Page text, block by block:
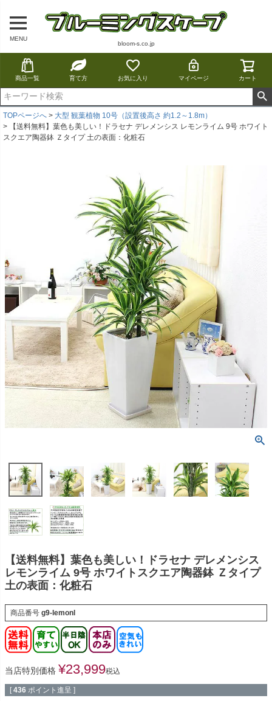
MENU
bloom-s.co.jp
商品一覧 育て方 お気に入り マイページ カート
TOPページへ
大型 観葉植物 10号（設置後高さ 約1.2～1.8m）
【送料無料】葉色も美しい！ドラセナ デレメンシス レモンライム 9号 ホワイト
スクエア陶器鉢 Ｚタイプ 土の表面：化粧石
【送料無料】葉色も美しい！ドラセナ デレメンシス
レモンライム 9号 ホワイトスクエア陶器鉢 Ｚタイプ
土の表面：化粧石
商品番号 g9-lemonl
当店特別価格 ¥23,999税込
[ 436 ポイント進呈 ]